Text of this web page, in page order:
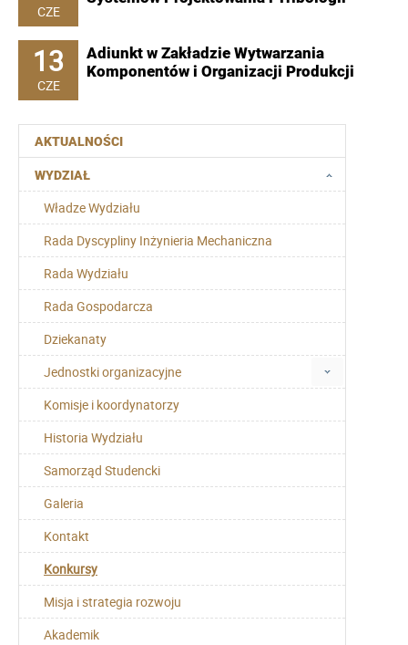
AKTUALNOŚCI
WYDZIAŁ
Władze Wydziału
Rada Dyscypliny Inżynieria Mechaniczna
Rada Wydziału
Rada Gospodarcza
Dziekanaty
Jednostki organizacyjne
Komisje i koordynatorzy
Historia Wydziału
Samorząd Studencki
Galeria
Kontakt
Konkursy
Misja i strategia rozwoju
Akademik
CZE
13
CZE
Adiunkt w Zakładzie Wytwarzania
Komponentów i Organizacji Produkcji